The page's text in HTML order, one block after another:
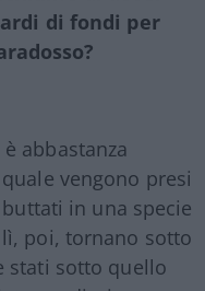
di fondi per
abbastanza
vengono presi
in una specie
poi, tornano sotto
stati sotto quello